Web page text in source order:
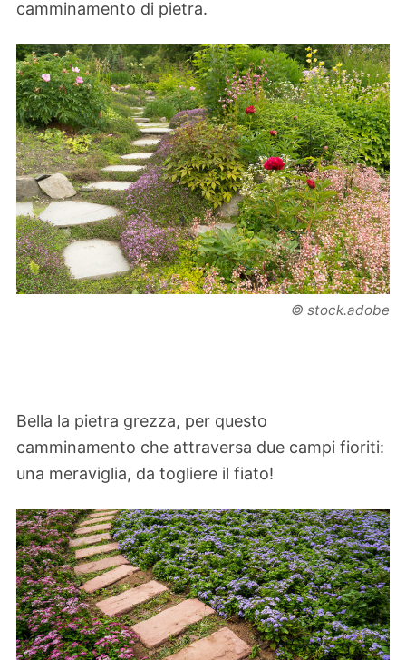
camminamento di pietra.
© stock.adobe
Bella la pietra grezza, per questo
camminamento che attraversa due campi fioriti:
una meraviglia, da togliere il fiato!